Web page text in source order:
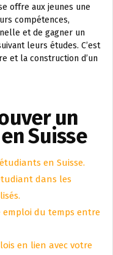
offre aux jeunes une
compétences,
et de gagner un
leurs études. C’est
et la construction d’un
un
Suisse
en Suisse.
dans les
emploi du temps entre
en lien avec votre